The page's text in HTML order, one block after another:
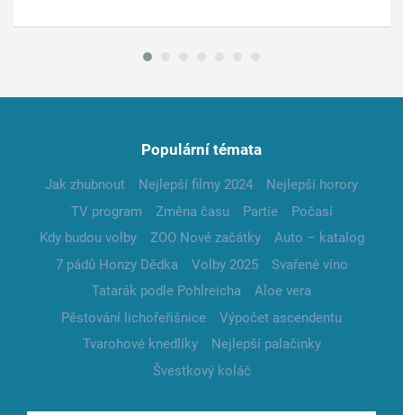
Populární témata
Jak zhubnout Nejlepší filmy 2024
Nejlepší horory
TV program
Změna času Partie
Počasí
Kdy budou volby
ZOO Nové začátky
Auto – katalog
7 pádů Honzy Dědka
Volby 2025
Svařené víno
Tatarák podle Pohlreicha
Aloe vera
Pěstování lichořeřišnice
Výpočet ascendentu
Tvarohové knedlíky
Nejlepší palačinky
Švestkový koláč